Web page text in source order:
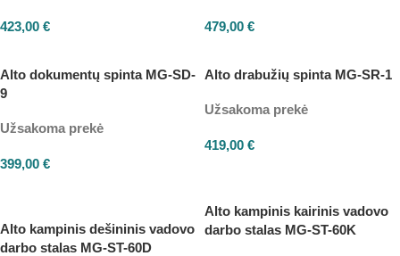
423,00 € 479,00 €
Alto dokumentų spinta MG-SD-
9
Užsakoma prekė
399,00 €
Alto drabužių spinta MG-SR-1
Užsakoma prekė
419,00 €
Alto kampinis dešininis vadovo
darbo stalas MG-ST-60D
Alto kampinis kairinis vadovo
darbo stalas MG-ST-60K